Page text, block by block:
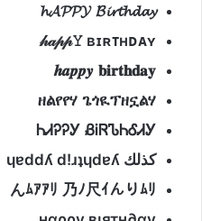
𝓱𝓐𝓟𝓟𝓨 𝓑𝓲𝓻𝓽𝓱𝓭𝓪𝔂
𝒽𝒶𝓅𝓅𝚈 ʙɪʀᴛʜᴅᴀʏ
𝒉𝒂𝒑𝒑𝒚 𝐛𝐢𝐫𝐭𝐡𝐝𝐚𝐲
ዘልየየሃ ጌጎዪፕዘኗልሃ
ᏂᏗᎮᎮᎩ ᏰᎥᏒᏖᏂᎴᏗᎩ
كذلك ɥɐddʎ d!ɹʇɥdɐʎ
んﾑｱｱﾘ 乃ﾉ尺ｲんりﾑﾘ